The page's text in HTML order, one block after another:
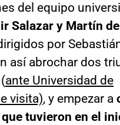
del equipo
Salazar y Martín del
por
así abrochar dos
ante Universidad de
visita), y empezar a
que tuvieron en el